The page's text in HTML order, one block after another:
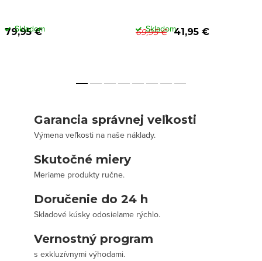
79,95 €
Skladom 69,95 € 41,95 €
Skladom
Garancia správnej veľkosti
Výmena veľkosti na naše náklady.
Skutočné miery
Meriame produkty ručne.
Doručenie do 24 h
Skladové kúsky odosielame rýchlo.
Vernostný program
s exkluzívnymi výhodami.